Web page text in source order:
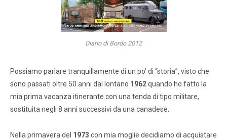
Diario di Bordo 2012
Possiamo parlare tranquillamente di un po’ di “storia”, visto che
sono passati oltre 50 anni dal lontano 1962quando ho fatto la
mia prima vacanza itinerante con una tenda di tipo militare,
sostituita negli 8 anni successivi da una canadese.
Nella primavera del 1973 con mia moglie decidiamo di acquistare